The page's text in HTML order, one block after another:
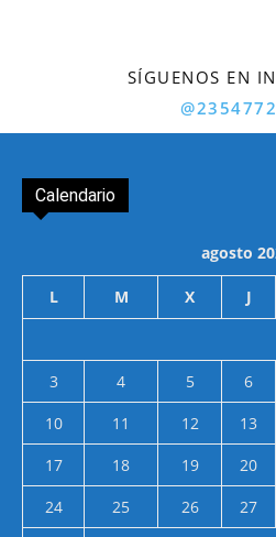
SÍGUENOS EN
Calendario
agosto
L M X J
3
4 5 6
10
11 12 13
17
18 19 20
24
25 26 27